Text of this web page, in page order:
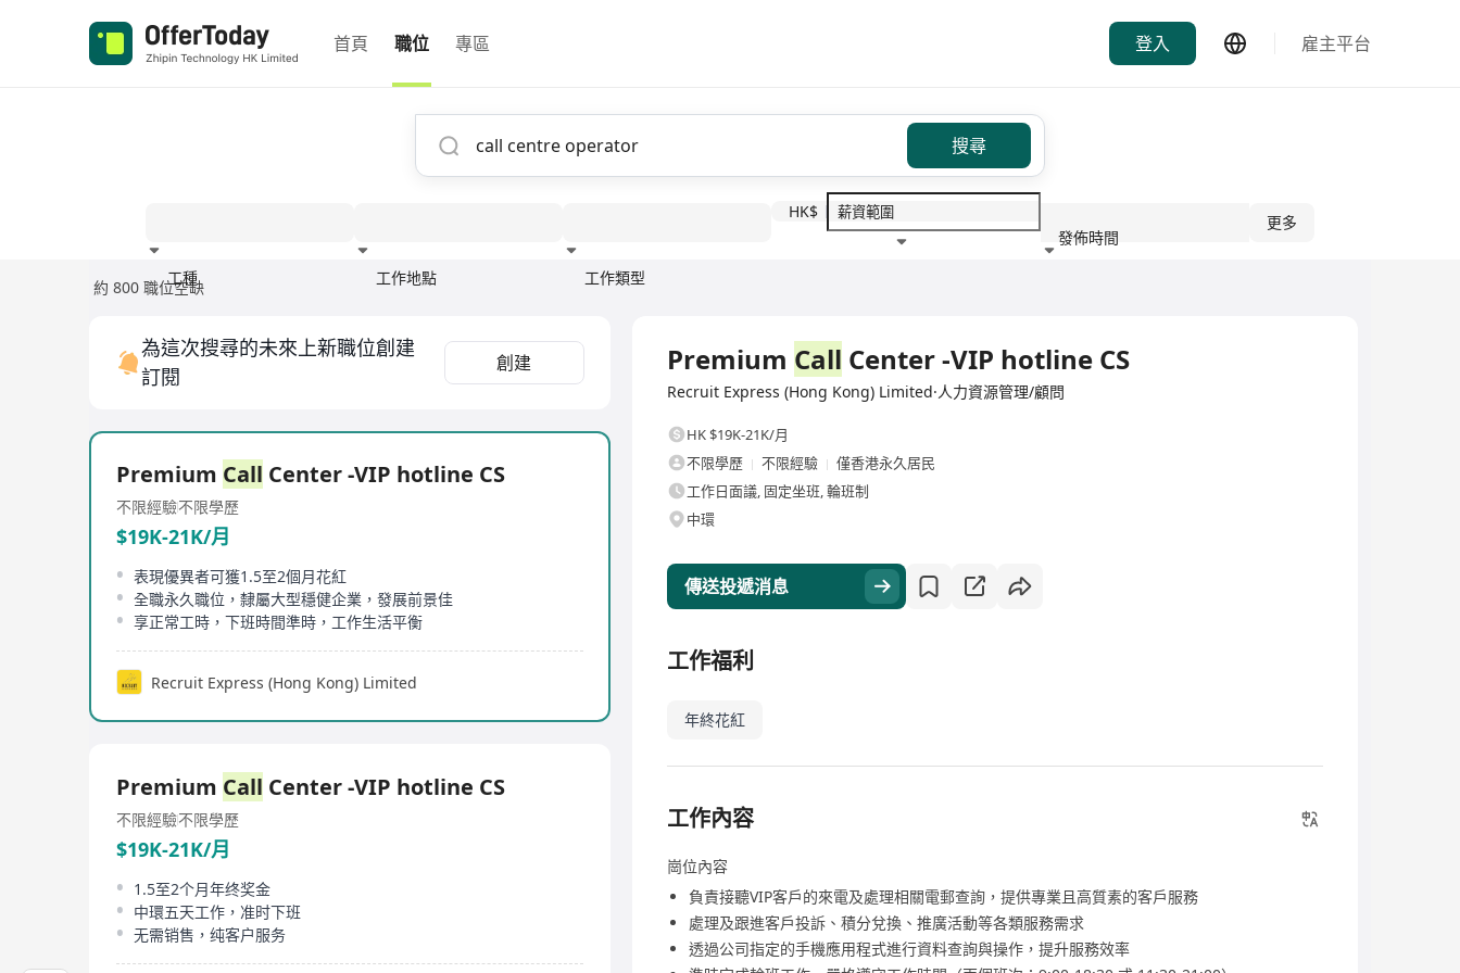
首頁 職位 專區 登入 雇主平台
搜尋
工種 工作地點 工作類型
HK$
發佈時間
更多
約 800 職位空缺
為這次搜尋的未來上新職位創建
訂閱
創建
Premium Call Center -VIP hotline CS
不限經驗不限學歷
$19K-21K/月
表現優異者可獲1.5至2個月花紅
全職永久職位，隸屬大型穩健企業，發展前景佳
享正常工時，下班時間準時，工作生活平衡
Recruit Express (Hong Kong) Limited
Premium Call Center -VIP hotline CS
不限經驗不限學歷
$19K-21K/月
1.5至2个月年终奖金
中環五天工作，准时下班
无需销售，纯客户服务
Premium Call Center -VIP hotline CS
Recruit Express (Hong Kong) Limited·人力資源管理/顧問
HK $19K-21K/月
不限學歷
不限經驗
僅香港永久居民
工作日面議, 固定坐班, 輪班制
中環
傳送投遞消息
工作福利
年終花紅
工作內容
崗位內容
負責接聽VIP客戶的來電及處理相關電郵查詢，提供專業且高質素的客戶服務
處理及跟進客戶投訴、積分兌換、推廣活動等各類服務需求
透過公司指定的手機應用程式進行資料查詢與操作，提升服務效率